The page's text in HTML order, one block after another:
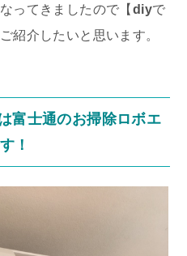
ってきましたので【 diyで
紹介したいと思います。
富士通のお掃除ロボエ
！